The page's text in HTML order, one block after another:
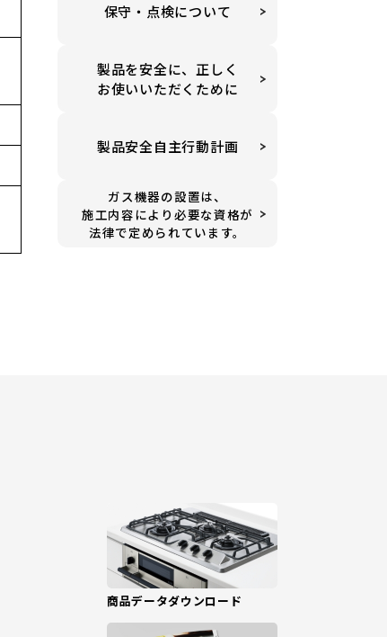
保守・点検について
製品を安全に、正しく
お使いいただくために
製品安全自主行動計画
ガス機器の設置は、
施工内容により必要な資格が
法律で定められています。
商品データダウンロード